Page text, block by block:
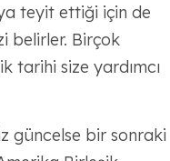
teyit ettiği için de
belirler. Birçok
tarihi size yardımcı
güncelse bir sonraki